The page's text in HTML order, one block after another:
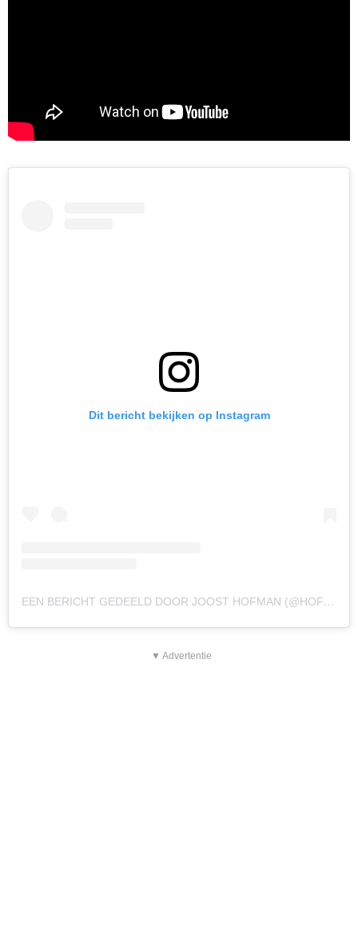
Dit bericht bekijken op Instagram
EEN BERICHT GEDEELD DOOR JOOST HOFMAN (@HOFMANJOOST)
▼ Advertentie